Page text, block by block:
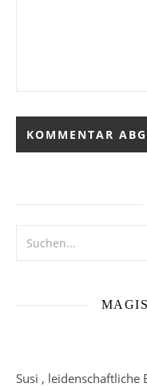
Susi , leidenschaftliche